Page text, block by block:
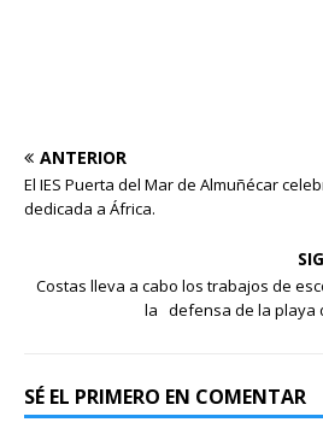
ANTERIOR
El IES Puerta del Mar de Almuñécar
dedicada a África.
Costas lleva a cabo los trabajos de
la defensa de la playa
SÉ EL PRIMERO EN COMENTAR